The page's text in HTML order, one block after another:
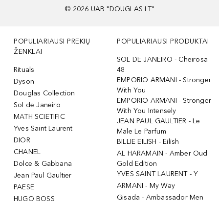
© 2026 UAB "DOUGLAS LT"
POPULIARIAUSI PREKIŲ
ŽENKLAI
Rituals
Dyson
Douglas Collection
Sol de Janeiro
MATH SCIETIFIC
Yves Saint Laurent
DIOR
CHANEL
Dolce & Gabbana
Jean Paul Gaultier
PAESE
HUGO BOSS
POPULIARIAUSI PRODUKTAI
SOL DE JANEIRO - Cheirosa
48
EMPORIO ARMANI - Stronger
With You
EMPORIO ARMANI - Stronger
With You Intensely
JEAN PAUL GAULTIER - Le
Male Le Parfum
BILLIE EILISH - Eilish
AL HARAMAIN - Amber Oud
Gold Edition
YVES SAINT LAURENT - Y
ARMANI - My Way
Gisada - Ambassador Men